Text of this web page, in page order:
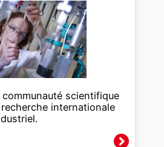
communauté scientifique
internationale